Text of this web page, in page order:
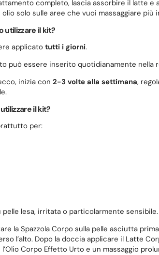
completo, lascia assorbire il latte e
solo sulle aree che vuoi massaggiare più
utilizzare il kit?
applicato tutti i giorni.
può essere inserito quotidianamente
inizia con 2-3 volte alla settimana,
il kit?
per:
pelle lesa, irritata o particolarmente sensibile.
la Spazzola Corpo sulla pelle asciutta
l’alto. Dopo la doccia applicare il Latte
Corpo Effetto Urto e un massaggio